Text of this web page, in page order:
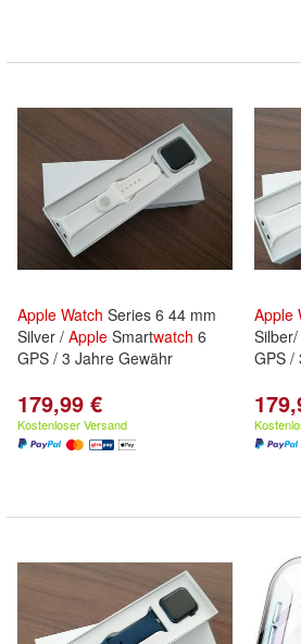
Apple Watch Series 6 44 mm
Silver / Apple Smartwatch 6
GPS / 3 Jahre Gewähr
179,99 €
Kostenloser Versand
Apple
Silber/
GPS /